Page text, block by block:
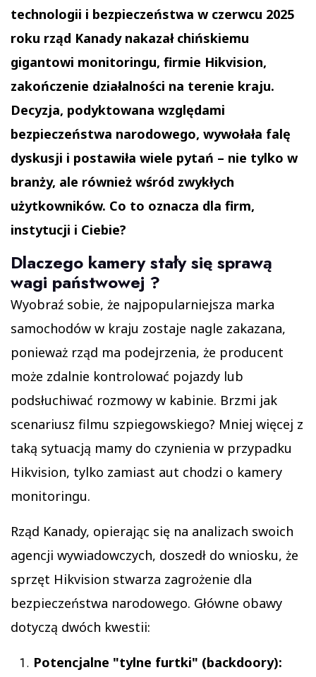
technologii i bezpieczeństwa w czerwcu 2025
roku rząd Kanady nakazał chińskiemu
gigantowi monitoringu, firmie Hikvision,
zakończenie działalności na terenie kraju.
Decyzja, podyktowana względami
bezpieczeństwa narodowego, wywołała falę
dyskusji i postawiła wiele pytań – nie tylko w
branży, ale również wśród zwykłych
użytkowników. Co to oznacza dla firm,
instytucji i Ciebie?
Dlaczego kamery stały się sprawą
wagi państwowej ?
Wyobraź sobie, że najpopularniejsza marka
samochodów w kraju zostaje nagle zakazana,
ponieważ rząd ma podejrzenia, że producent
może zdalnie kontrolować pojazdy lub
podsłuchiwać rozmowy w kabinie. Brzmi jak
scenariusz filmu szpiegowskiego? Mniej więcej z
taką sytuacją mamy do czynienia w przypadku
Hikvision, tylko zamiast aut chodzi o kamery
monitoringu.
Rząd Kanady, opierając się na analizach swoich
agencji wywiadowczych, doszedł do wniosku, że
sprzęt Hikvision stwarza zagrożenie dla
bezpieczeństwa narodowego. Główne obawy
dotyczą dwóch kwestii:
Potencjalne "tylne furtki" (backdoory):